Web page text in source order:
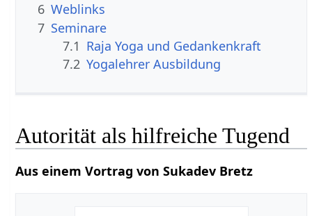
6 Weblinks
7 Seminare
7.1 Raja Yoga und Gedankenkraft
7.2 Yogalehrer Ausbildung
Autorität als hilfreiche Tugend
Aus einem Vortrag von Sukadev Bretz